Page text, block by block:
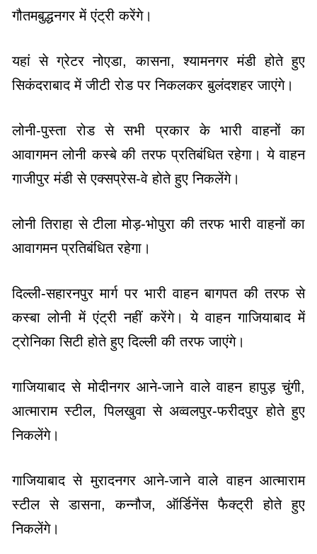
गौतमबुद्धनगर में एंट्री करेंगे।
यहां से ग्रेटर नोएडा, कासना, श्यामनगर मंडी होते हुए
सिकंदराबाद में जीटी रोड पर निकलकर बुलंदशहर जाएंगे।
लोनी-पुस्ता रोड से सभी प्रकार के भारी वाहनों का
आवागमन लोनी कस्बे की तरफ प्रतिबंधित रहेगा। ये वाहन
गाजीपुर मंडी से एक्सप्रेस-वे होते हुए निकलेंगे।
लोनी तिराहा से टीला मोड़-भोपुरा की तरफ भारी वाहनों का
आवागमन प्रतिबंधित रहेगा।
दिल्ली-सहारनपुर मार्ग पर भारी वाहन बागपत की तरफ से
कस्बा लोनी में एंट्री नहीं करेंगे। ये वाहन गाजियाबाद में
ट्रोनिका सिटी होते हुए दिल्ली की तरफ जाएंगे।
गाजियाबाद से मोदीनगर आने-जाने वाले वाहन हापुड़ चुंगी,
आत्माराम स्टील, पिलखुवा से अव्वलपुर-फरीदपुर होते हुए
निकलेंगे।
गाजियाबाद से मुरादनगर आने-जाने वाले वाहन आत्माराम
स्टील से डासना, कन्नौज, ऑर्डिनेंस फैक्ट्री होते हुए
निकलेंगे।